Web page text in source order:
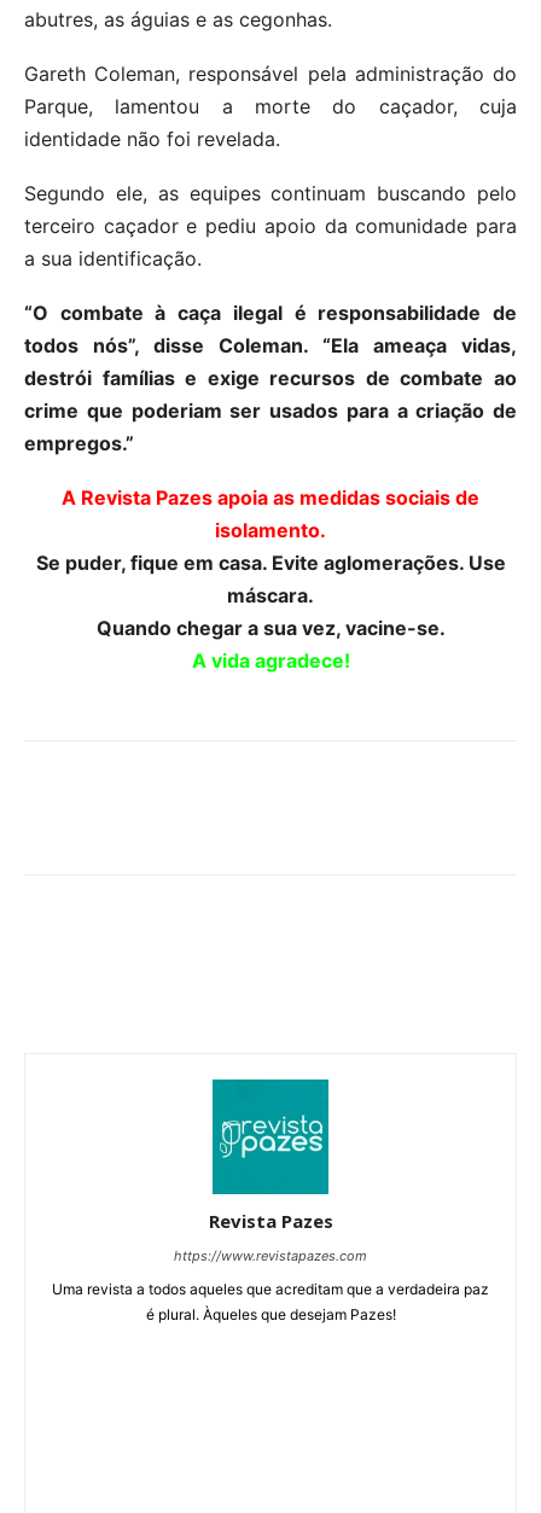
abutres, as águias e as cegonhas.
Gareth Coleman, responsável pela administração do
Parque, lamentou a morte do caçador, cuja
identidade não foi revelada.
Segundo ele, as equipes continuam buscando pelo
terceiro caçador e pediu apoio da comunidade para
a sua identificação.
“O combate à caça ilegal é responsabilidade de
todos nós”, disse Coleman. “Ela ameaça vidas,
destrói famílias e exige recursos de combate ao
crime que poderiam ser usados para a criação de
empregos.”
A Revista Pazes apoia as medidas sociais de
isolamento.
Se puder, fique em casa. Evite aglomerações. Use
máscara.
Quando chegar a sua vez, vacine-se.
A vida agradece!
Revista Pazes
https://www.revistapazes.com
Uma revista a todos aqueles que acreditam que a verdadeira paz
é plural. Àqueles que desejam Pazes!